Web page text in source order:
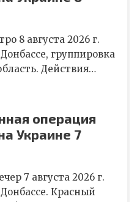
8 августа 2026 г.
группировка
Действия…
операция
Украине 7
7 августа 2026 г.
Красный